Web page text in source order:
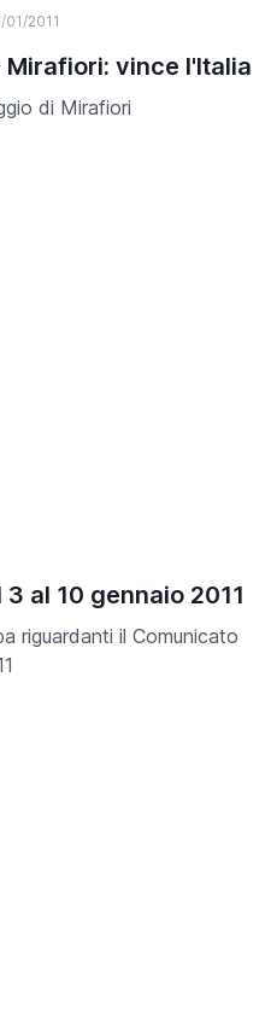
01/2011
vince l'Italia
di Mirafiori
al 10 gennaio 2011
riguardanti il Comunicato